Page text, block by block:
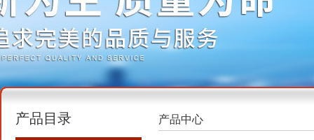
产品目录 产品中心